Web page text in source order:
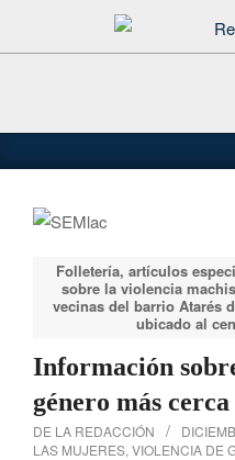
de
principal
Folletería, artículos
sobre la violencia
vecinas del barrio Atarés
ubicado al
Información
género más
DE LA REDACCIÓN
LAS MUJERES, VIOLENCIA DE